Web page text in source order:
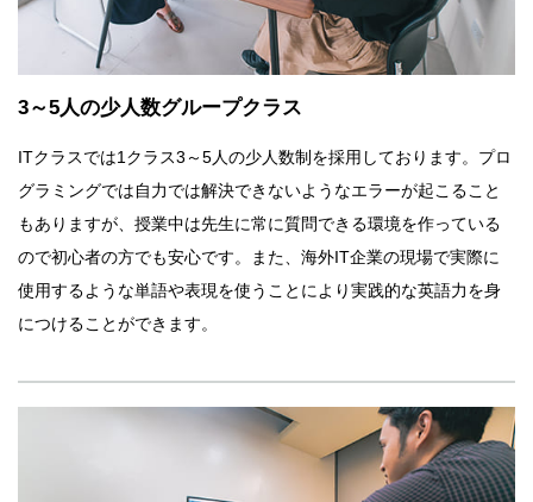
3～5人の少人数グループクラス
ITクラスでは1クラス3～5人の少人数制を採用しております。プロ
グラミングでは自力では解決できないようなエラーが起こること
もありますが、授業中は先生に常に質問できる環境を作っている
ので初心者の方でも安心です。また、海外IT企業の現場で実際に
使用するような単語や表現を使うことにより実践的な英語力を身
につけることができます。